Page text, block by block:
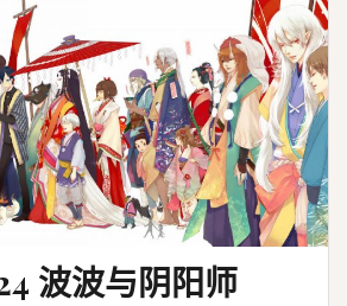
波波与阴阳师